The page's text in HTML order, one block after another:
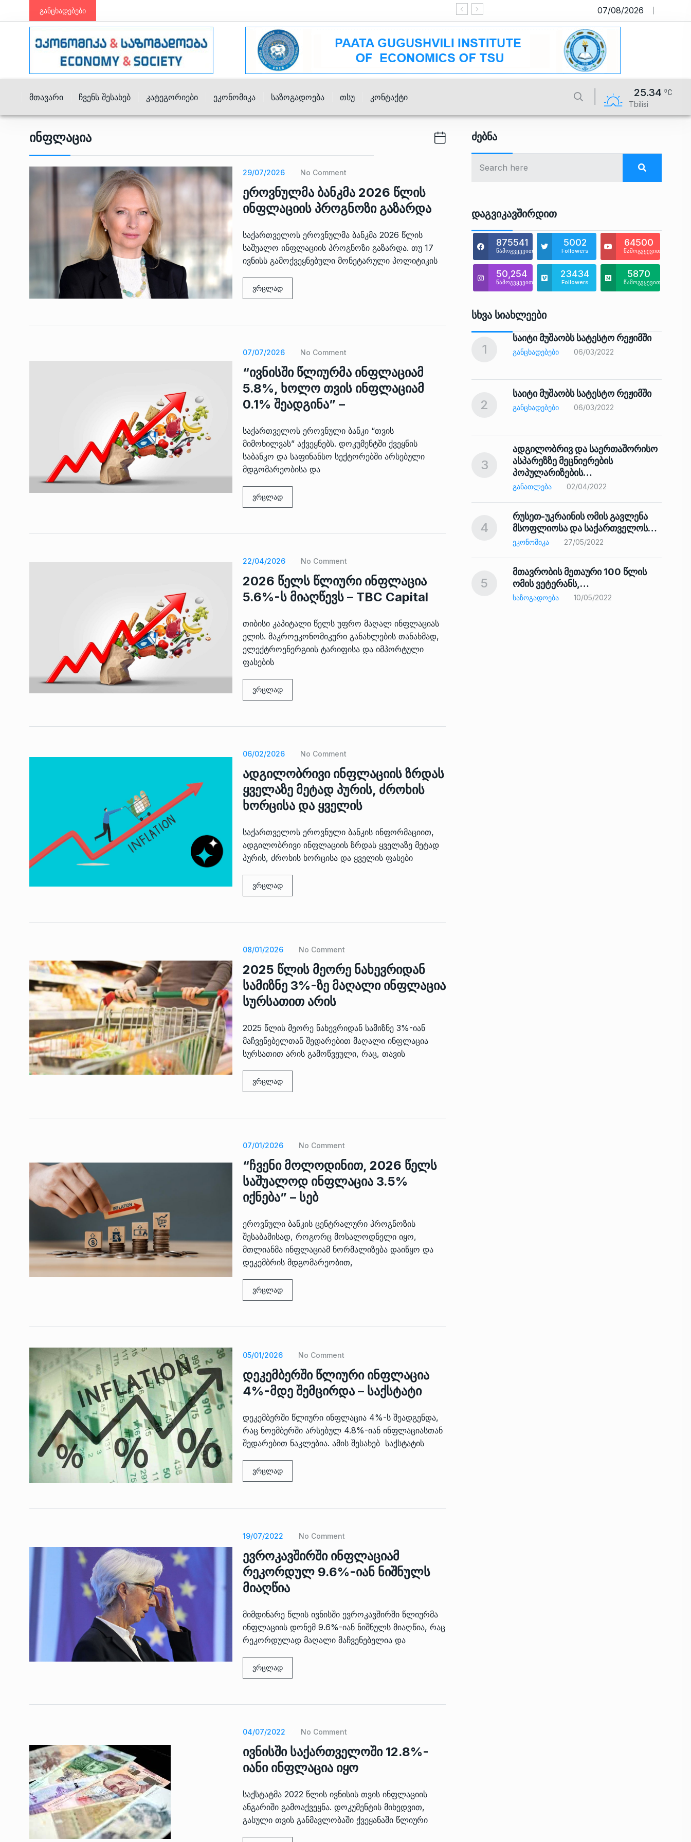
განცხადებები საიტი მუშაობს სატესტო რეჟიმში
07/08/2026
Მთავარი Ჩვენს Შესახებ Კატეგორიები Ეკონომიკა Საზოგადოება Თსუ Კონტაქტი 25.34
Tbilisi
Ინფლაცია
29/07/2026 No Comment
ეროვნულმა ბანკმა 2026 წლის
ინფლაციის პროგნოზი გაზარდა
საქართველოს ეროვნულმა ბანკმა 2026 წლის
საშუალო ინფლაციის პროგნოზი გაზარდა. თუ 17
ივნისს გამოქვეყნებული მონეტარული პოლიტიკის
ვრცლად
07/07/2026 No Comment
“ივნისში წლიურმა ინფლაციამ
5.8%, ხოლო თვის ინფლაციამ
0.1% შეადგინა” –
საქართველოს ეროვნული ბანკი “თვის
მიმოხილვას” აქვეყნებს. დოკუმენტში ქვეყნის
საბანკო და საფინანსო სექტორებში არსებული
მდგომარეობისა და
ვრცლად
22/04/2026 No Comment
2026 წელს წლიური ინფლაცია
5.6%-ს მიაღწევს – TBC Capital
თიბისი კაპიტალი წელს უფრო მაღალ ინფლაციას
ელის. მაკროეკონომიკური განახლების თანახმად,
ელექტროენერგიის ტარიფისა და იმპორტული
ფასების
ვრცლად
06/02/2026 No Comment
ადგილობრივი ინფლაციის ზრდას
ყველაზე მეტად პურის, ძროხის
ხორცისა და ყველის
საქართველოს ეროვნული ბანკის ინფორმაციით,
ადგილობრივი ინფლაციის ზრდას ყველაზე მეტად
პურის, ძროხის ხორცისა და ყველის ფასები
ვრცლად
08/01/2026 No Comment
2025 წლის მეორე ნახევრიდან
სამიზნე 3%-ზე მაღალი ინფლაცია
სურსათით არის
2025 წლის მეორე ნახევრიდან სამიზნე 3%-იან
მაჩვენებელთან შედარებით მაღალი ინფლაცია
სურსათით არის გამოწვეული, რაც, თავის
ვრცლად
07/01/2026 No Comment
“ჩვენი მოლოდინით, 2026 წელს
საშუალოდ ინფლაცია 3.5%
იქნება” – სებ
ეროვნული ბანკის ცენტრალური პროგნოზის
შესაბამისად, როგორც მოსალოდნელი იყო,
მთლიანმა ინფლაციამ ნორმალიზება დაიწყო და
დეკემბრის მდგომარეობით,
ვრცლად
05/01/2026 No Comment
დეკემბერში წლიური ინფლაცია
4%-მდე შემცირდა – საქსტატი
დეკემბერში წლიური ინფლაცია 4%-ს შეადგენდა,
რაც ნოემბერში არსებულ 4.8%-იან ინფლაციასთან
შედარებით ნაკლებია. ამის შესახებ საქსტატის
ვრცლად
19/07/2022 No Comment
ევროკავშირში ინფლაციამ
რეკორდულ 9.6%-იან ნიშნულს
მიაღწია
მიმდინარე წლის ივნისში ევროკავშირში წლიურმა
ინფლაციის დონემ 9.6%-იან ნიშნულს მიაღწია, რაც
რეკორდულად მაღალი მაჩვენებელია და
ვრცლად
04/07/2022 No Comment
ივნისში საქართველოში 12.8%-
იანი ინფლაცია იყო
საქსტატმა 2022 წლის ივნისის თვის ინფლაციის
ანგარიში გამოაქვეყნა. დოკუმენტის მიხედვით,
გასული თვის განმავლობაში ქვეყანაში წლიური
Ძებნა
Დაგვიკავშირდით
875541
წამოგვყევით
5002
Followers
64500
წამოგვყევით
50,254
წამოგვყევით
23434
Followers
5870
წამოგვყევით
Სხვა Სიახლეები
მინისტერიალზე სიტყვით…
ᲔᲙᲝᲜᲝᲛᲘᲙᲐ 10/05/2022
გოგიტა თოდრაძე საქართველოს
სტატისტიკის ეროვნული
სამსახურის…
ᲔᲙᲝᲜᲝᲛᲘᲙᲐ 10/05/2022
8
საქართველოს რკინიგზის
გენერალურმა დირექტორმა შუა
დერეფნის…
თბილისის ზაქარია ფალიაშვილის
სახელობის ოპერისა და
ბალეტის…
ᲙᲣᲚᲢᲣᲠᲐ 13/05/2022
„სოციალურად დაუცველთა
ᲡᲐᲖᲝᲒᲐᲓᲝᲔᲑᲐ 13/05/2022
12
აბაშის მუნიციპალიტეტი
13
მარაგი დღეისათვის გვაქვს
14
15
პრემიერ-მინისტრმა ირაკლი
ღარიბაშვილმა ახლად
რეაბილიტირებული ოზურგეთის…
ᲒᲐᲜᲐᲗᲚᲔᲑᲐ 15/05/2022
1
საიტი მუშაობს სატესტო რეჟიმში
ᲒᲐᲜᲪᲮᲐᲓᲔᲑᲔᲑᲘ 06/03/2022
2
საიტი მუშაობს სატესტო რეჟიმში
ᲒᲐᲜᲪᲮᲐᲓᲔᲑᲔᲑᲘ 06/03/2022
3
ადგილობრივ და საერთაშორისო
ასპარეზზე მეცნიერების
პოპულარიზების…
ᲒᲐᲜᲐᲗᲚᲔᲑᲐ 02/04/2022
4
რუსეთ-უკრაინის ომის გავლენა
მსოფლიოსა და საქართველოს…
ᲔᲙᲝᲜᲝᲛᲘᲙᲐ 27/05/2022
5
მთავრობის მეთაური 100 წლის
ომის ვეტერანს,…
ᲡᲐᲖᲝᲒᲐᲓᲝᲔᲑᲐ 10/05/2022